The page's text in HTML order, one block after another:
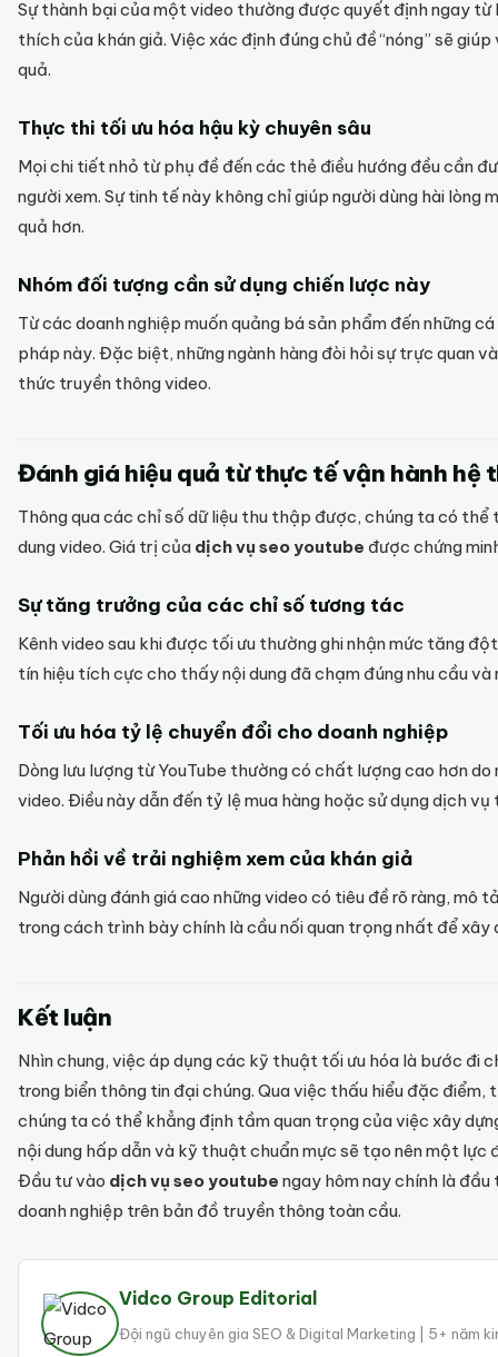
Sự thành bại của một video thường được quyết định ngay từ
thích của khán giả. Việc xác định đúng chủ đề “nóng” sẽ
quả.
Thực thi tối ưu hóa hậu kỳ chuyên sâu
Mọi chi tiết nhỏ từ phụ đề đến các thẻ điều hướng đều cần
người xem. Sự tinh tế này không chỉ giúp người dùng hài lòng
quả hơn.
Nhóm đối tượng cần sử dụng chiến lược này
Từ các doanh nghiệp muốn quảng bá sản phẩm đến những
pháp này. Đặc biệt, những ngành hàng đòi hỏi sự trực quan
thức truyền thông video.
Đánh giá hiệu quả từ thực tế vận hành hệ
Thông qua các chỉ số dữ liệu thu thập được, chúng ta có
dung video. Giá trị của dịch vụ seo youtube được chứng
Sự tăng trưởng của các chỉ số tương tác
Kênh video sau khi được tối ưu thường ghi nhận mức tăng
tín hiệu tích cực cho thấy nội dung đã chạm đúng nhu cầu
Tối ưu hóa tỷ lệ chuyển đổi cho doanh nghiệp
Dòng lưu lượng từ YouTube thường có chất lượng cao hơn
video. Điều này dẫn đến tỷ lệ mua hàng hoặc sử dụng dịch
Phản hồi về trải nghiệm xem của khán giả
Người dùng đánh giá cao những video có tiêu đề rõ ràng,
trong cách trình bày chính là cầu nối quan trọng nhất để
Kết luận
Nhìn chung, việc áp dụng các kỹ thuật tối ưu hóa là bước đi
trong biển thông tin đại chúng. Qua việc thấu hiểu đặc
chúng ta có thể khẳng định tầm quan trọng của việc xây
nội dung hấp dẫn và kỹ thuật chuẩn mực sẽ tạo nên một lực
Đầu tư vào dịch vụ seo youtube ngay hôm nay chính là
doanh nghiệp trên bản đồ truyền thông toàn cầu.
Vidco Group Editorial
Đội ngũ chuyên gia SEO & Digital Marketing | 5+ năm